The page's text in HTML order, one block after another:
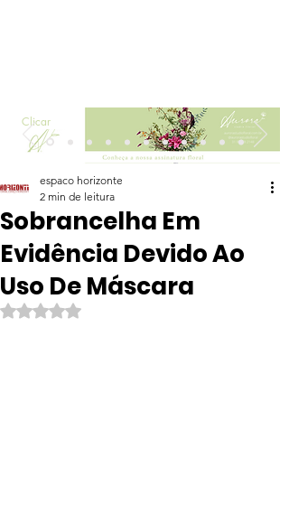
Clicar
Sobrancelha Em
Evidência Devido Ao
Uso De Máscara
espaco horizonte
2 min de leitura
Avaliado com NaN de 5 estrelas.